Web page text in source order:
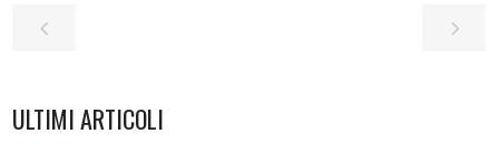
ULTIMI ARTICOLI